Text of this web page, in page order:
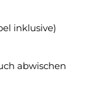
inklusive)
abwischen